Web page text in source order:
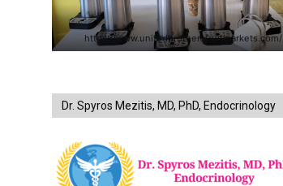
https://www.unitedbrothersfruitmarkets.com/
Dr. Spyros Mezitis, MD, PhD, Endocrinology